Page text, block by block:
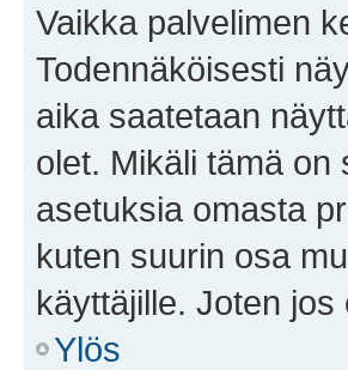
Vaikka palvelimen
Todennäköisesti
aika saatetaan
olet. Mikäli tämä on
asetuksia omasta
kuten suurin osa
käyttäjille. Joten
Ylös